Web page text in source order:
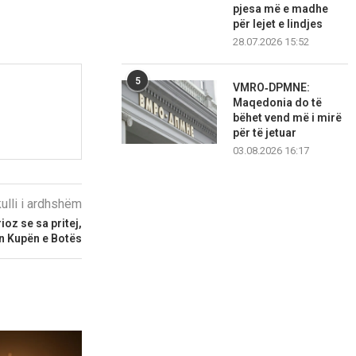
i ardhshëm
se sa pritej,
Kupën e Botës
pjesa më e madhe
për lejet e lindjes
28.07.2026 15:52
5
VMRO‑DPMNE:
Maqedonia do të
bëhet vend më i mirë
për të jetuar
03.08.2026 16:17